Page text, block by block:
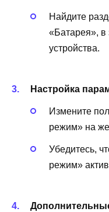
Найдите
«Батарея», в
устройства.
Настройка
Измените
режим» на
Убедитесь,
режим»